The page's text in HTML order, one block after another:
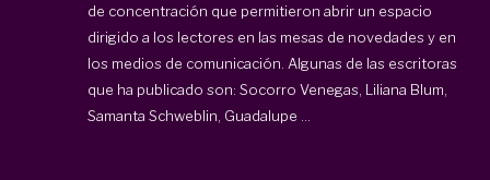
de concentración que permitieron abrir un espacio
dirigido a los lectores en las mesas de novedades y en
los medios de comunicación. Algunas de las escritoras
que ha publicado son: Socorro Venegas, Liliana Blum,
Samanta Schweblin, Guadalupe ...